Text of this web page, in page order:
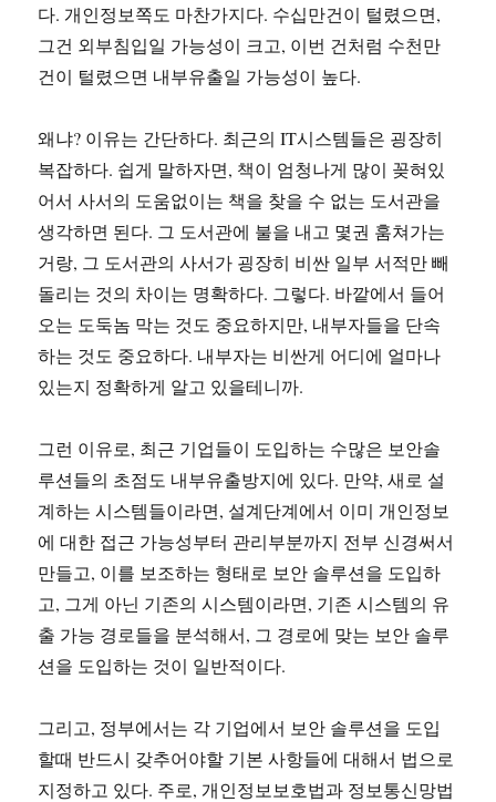
다. 개인정보쪽도 마찬가지다. 수십만건이 털렸으면,
그건 외부침입일 가능성이 크고, 이번 건처럼 수천만
건이 털렸으면 내부유출일 가능성이 높다.
왜냐? 이유는 간단하다. 최근의 IT시스템들은 굉장히
복잡하다. 쉽게 말하자면, 책이 엄청나게 많이 꽂혀있
어서 사서의 도움없이는 책을 찾을 수 없는 도서관을
생각하면 된다. 그 도서관에 불을 내고 몇권 훔쳐가는
거랑, 그 도서관의 사서가 굉장히 비싼 일부 서적만 빼
돌리는 것의 차이는 명확하다. 그렇다. 바깥에서 들어
오는 도둑놈 막는 것도 중요하지만, 내부자들을 단속
하는 것도 중요하다. 내부자는 비싼게 어디에 얼마나
있는지 정확하게 알고 있을테니까.
그런 이유로, 최근 기업들이 도입하는 수많은 보안솔
루션들의 초점도 내부유출방지에 있다. 만약, 새로 설
계하는 시스템들이라면, 설계단계에서 이미 개인정보
에 대한 접근 가능성부터 관리부분까지 전부 신경써서
만들고, 이를 보조하는 형태로 보안 솔루션을 도입하
고, 그게 아닌 기존의 시스템이라면, 기존 시스템의 유
출 가능 경로들을 분석해서, 그 경로에 맞는 보안 솔루
션을 도입하는 것이 일반적이다.
그리고, 정부에서는 각 기업에서 보안 솔루션을 도입
할때 반드시 갖추어야할 기본 사항들에 대해서 법으로
지정하고 있다. 주로, 개인정보보호법과 정보통신망법